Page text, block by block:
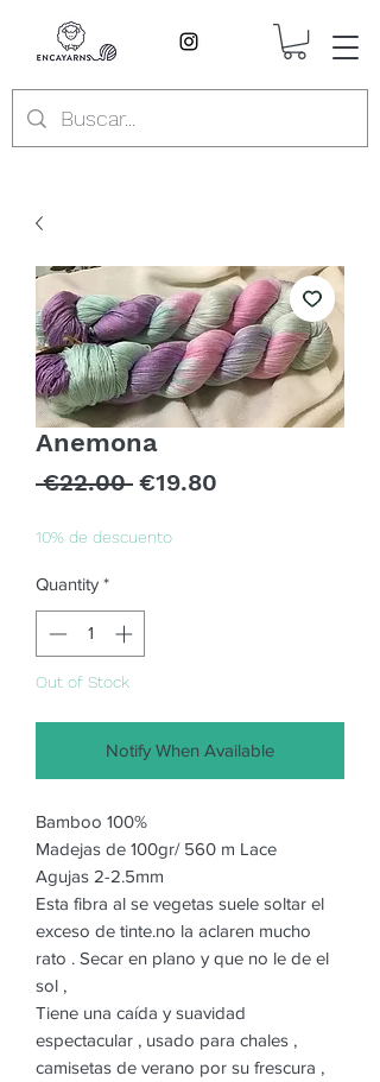
Anemona
€22.00 Regular
€19.80
10% de descuento
Quantity *
Out of Stock
Notify When Available
Bamboo 100%
Madejas de 100gr/ 560 m Lace
Agujas 2-2.5mm
Esta fibra al se vegetas suele soltar el
exceso de tinte.no la aclaren mucho
rato . Secar en plano y que no le de el
sol ,
Tiene una caída y suavidad
espectacular , usado para chales ,
camisetas de verano por su frescura ,